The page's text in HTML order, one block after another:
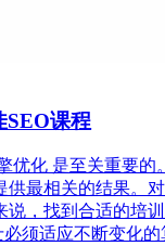
SEO课程
优化 是至关重要的
供最相关的结果。
说，找到合适的培
须适应不断变化的